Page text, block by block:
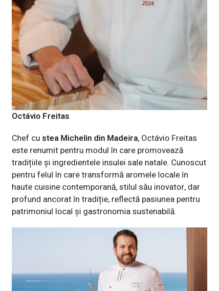
Octávio Freitas
Chef cu stea Michelin din Madeira, Octávio Freitas
este renumit pentru modul în care promovează
tradițiile și ingredientele insulei sale natale. Cunoscut
pentru felul în care transformă aromele locale în
haute cuisine contemporană, stilul său inovator, dar
profund ancorat în tradiție, reflectă pasiunea pentru
patrimoniul local și gastronomia sustenabilă.